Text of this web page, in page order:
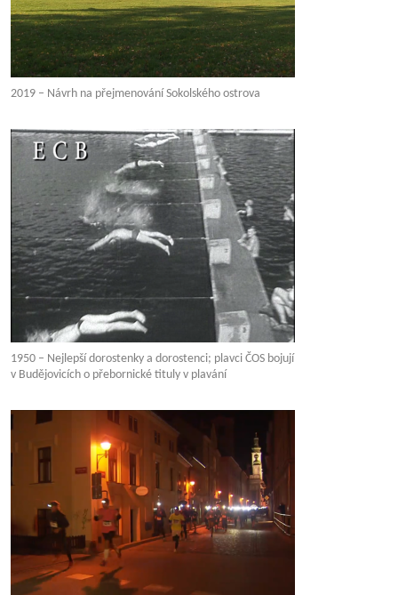
2019 – Návrh na přejmenování Sokolského ostrova
1950 – Nejlepší dorostenky a dorostenci; plavci ČOS bojují
v Budějovicích o přebornické tituly v plavání